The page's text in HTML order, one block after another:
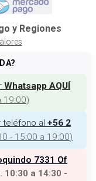
y Regiones
Whatsapp AQUÍ
19:00)
al +56 2
- 15:00 a 19:00)
7331 Of
10:30 a 14:30 -